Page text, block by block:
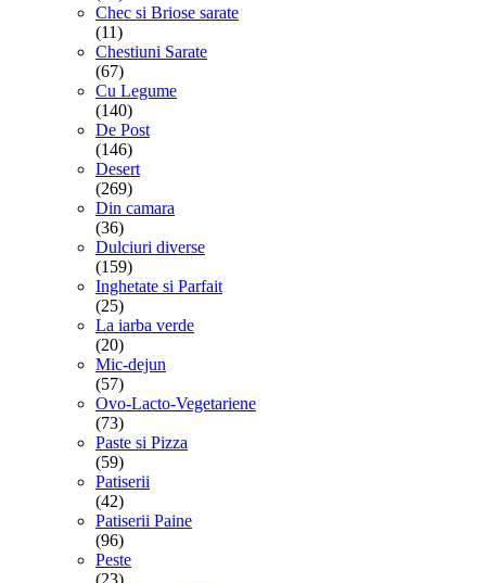
Chec si Briose sarate
(11)
Chestiuni Sarate
(67)
Cu Legume
(140)
De Post
(146)
Desert
(269)
Din camara
(36)
Dulciuri diverse
(159)
Inghetate si Parfait
(25)
La iarba verde
(20)
Mic-dejun
(57)
Ovo-Lacto-Vegetariene
(73)
Paste si Pizza
(59)
Patiserii
(42)
Patiserii Paine
(96)
Peste